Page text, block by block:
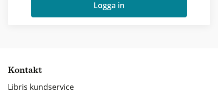
Logga in
Kontakt
Libris kundservice